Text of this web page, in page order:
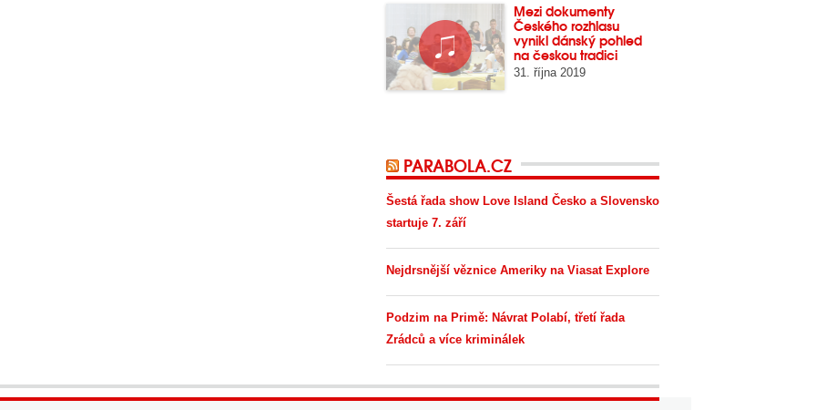
Mezi dokumenty
Českého rozhlasu
vynikl dánský pohled
na českou tradici
31. října 2019
PARABOLA.CZ
Šestá řada show Love Island Česko a Slovensko
startuje 7. září
Nejdrsnější věznice Ameriky na Viasat Explore
Podzim na Primě: Návrat Polabí, třetí řada
Zrádců a více kriminálek